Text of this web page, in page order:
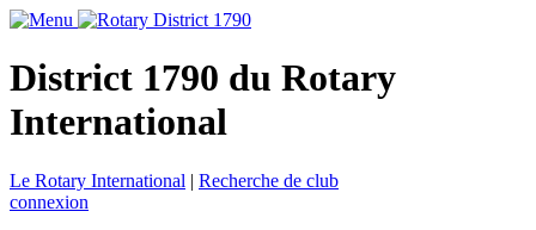
District 1790 du Rotary
International
Le Rotary International | Recherche de club
connexion